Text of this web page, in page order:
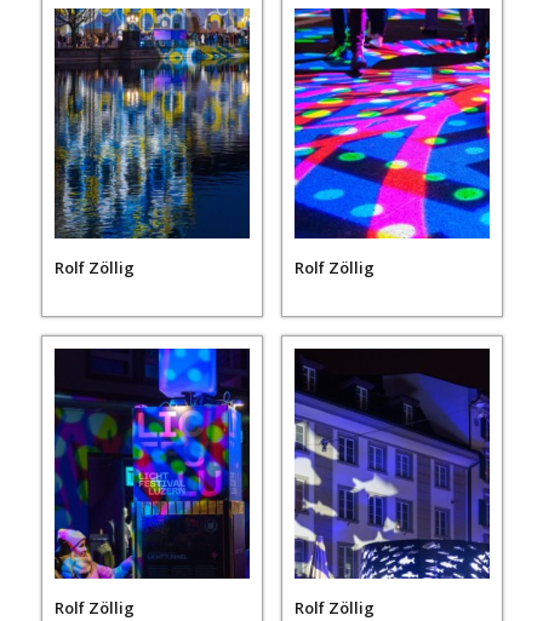
Rolf Zöllig Rolf Zöllig
Rolf Zöllig Rolf Zöllig